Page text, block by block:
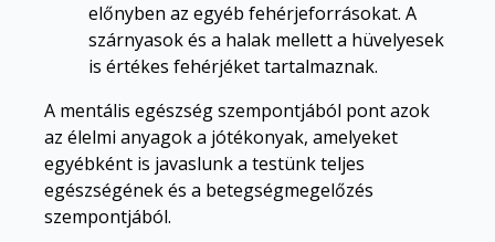
előnyben az egyéb fehérjeforrásokat. A
szárnyasok és a halak mellett a hüvelyesek
is értékes fehérjéket tartalmaznak.
A mentális egészség szempontjából pont azok
az élelmi anyagok a jótékonyak, amelyeket
egyébként is javaslunk a testünk teljes
egészségének és a betegségmegelőzés
szempontjából.